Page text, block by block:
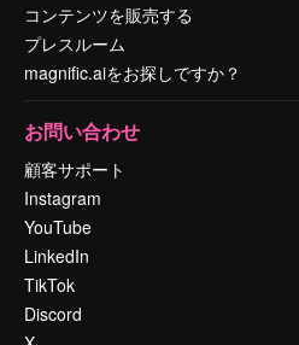
コンテンツを販売する
プレスルーム
magnific.aiをお探しですか？
お問い合わせ
顧客サポート
Instagram
YouTube
LinkedIn
TikTok
Discord